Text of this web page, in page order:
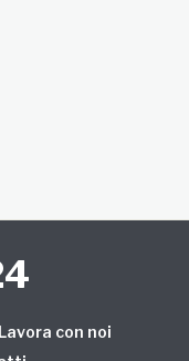
Lavora con noi